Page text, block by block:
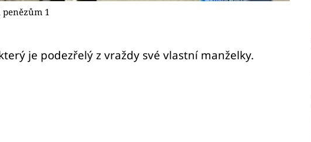
1
je podezřelý z vraždy své vlastní manželky.